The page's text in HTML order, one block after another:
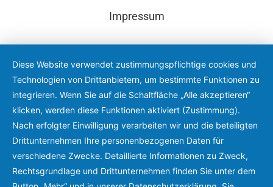
Impressum
Diese Website verwendet zustimmungspflichtige cookies und
Technologien von Drittanbietern, um bestimmte Funktionen zu
integrieren. Wenn Sie auf die Schaltfläche „Alle akzeptieren“
klicken, werden diese Funktionen aktiviert (Zustimmung).
Nach erfolgter Einwilligung verarbeiten wir und die beteiligten
Drittunternehmen Ihre personenbezogenen Daten für
verschiedene Zwecke. Detaillierte Informationen zu Zweck,
Rechtsgrundlage und Drittunternehmen finden Sie unter dem